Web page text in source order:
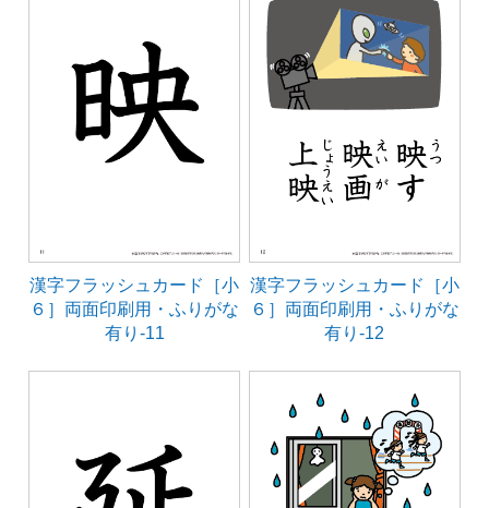
漢字フラッシュカード［小
６］両面印刷用・ふりがな
有り-11
漢字フラッシュカード［小
６］両面印刷用・ふりがな
有り-12